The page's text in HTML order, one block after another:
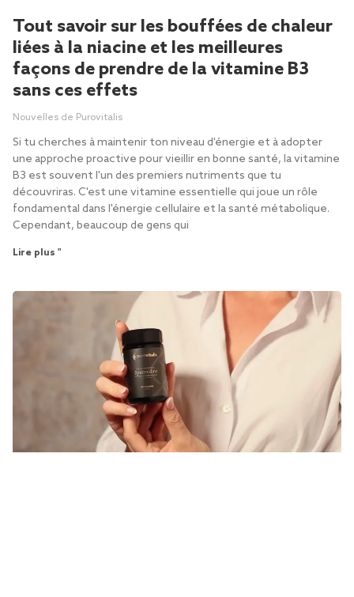
Tout savoir sur les bouffées de chaleur
liées à la niacine et les meilleures
façons de prendre de la vitamine B3
sans ces effets
Nouvelles de Purovitalis
Si tu cherches à maintenir ton niveau d'énergie et à adopter
une approche proactive pour vieillir en bonne santé, la vitamine
B3 est souvent l'un des premiers nutriments que tu
découvriras. C'est une vitamine essentielle qui joue un rôle
fondamental dans l'énergie cellulaire et la santé métabolique.
Cependant, beaucoup de gens qui
Lire plus "